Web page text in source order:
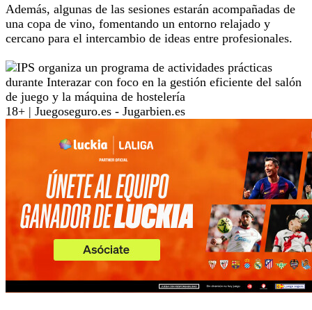
Además, algunas de las sesiones estarán acompañadas de
una copa de vino, fomentando un entorno relajado y
cercano para el intercambio de ideas entre profesionales.
18+ | Juegoseguro.es - Jugarbien.es